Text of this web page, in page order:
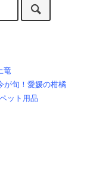
竜
が旬！愛媛の柑橘
ペット用品